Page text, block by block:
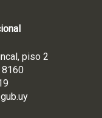
piso 2
.uy